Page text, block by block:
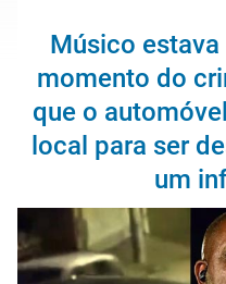
Músico
momento do
que o
local para ser
um